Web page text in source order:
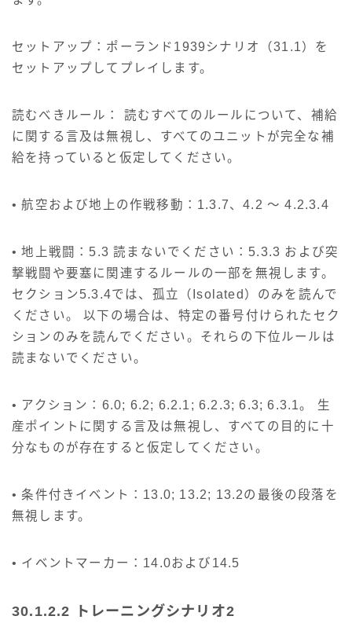
セットアップ：ポーランド1939シナリオ（31.1）を
セットアップしてプレイします。
読むべきルール： 読むすべてのルールについて、補給
に関する言及は無視し、すべてのユニットが完全な補
給を持っていると仮定してください。
• 航空および地上の作戦移動：1.3.7、4.2 ～ 4.2.3.4
• 地上戦闘：5.3 読まないでください：5.3.3 および突
撃戦闘や要塞に関連するルールの一部を無視します。
セクション5.3.4では、孤立（Isolated）のみを読んで
ください。 以下の場合は、特定の番号付けられたセク
ションのみを読んでください。それらの下位ルールは
読まないでください。
• アクション：6.0; 6.2; 6.2.1; 6.2.3; 6.3; 6.3.1。 生
産ポイントに関する言及は無視し、すべての目的に十
分なものが存在すると仮定してください。
• 条件付きイベント：13.0; 13.2; 13.2の最後の段落を
無視します。
• イベントマーカー：14.0および14.5
30.1.2.2 トレーニングシナリオ2